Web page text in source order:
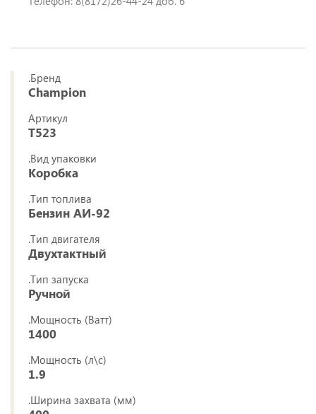
.Бренд
Champion
Артикул
T523
.Вид упаковки
Коробка
.Тип топлива
Бензин АИ-92
.Тип двигателя
Двухтактный
.Тип запуска
Ручной
.Мощность (Ватт)
1400
.Мощность (л\с)
1.9
.Ширина захвата (мм)